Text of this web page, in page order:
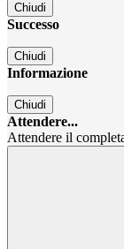
Chiudi
Successo
Chiudi
Informazione
Chiudi
Attendere...
Attendere il